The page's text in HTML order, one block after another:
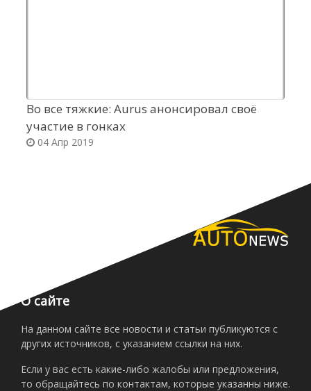
Во все тяжкие: Aurus анонсировал своё
участие в гонках
04 Апр 2019
О сайте
На данном сайте все новости и статьи публикуются с
других источников, с указанием ссылки на них.
Если у вас есть какие-либо жалобы или предложения,
то обращайтесь по контактам, которые указанны ниже.